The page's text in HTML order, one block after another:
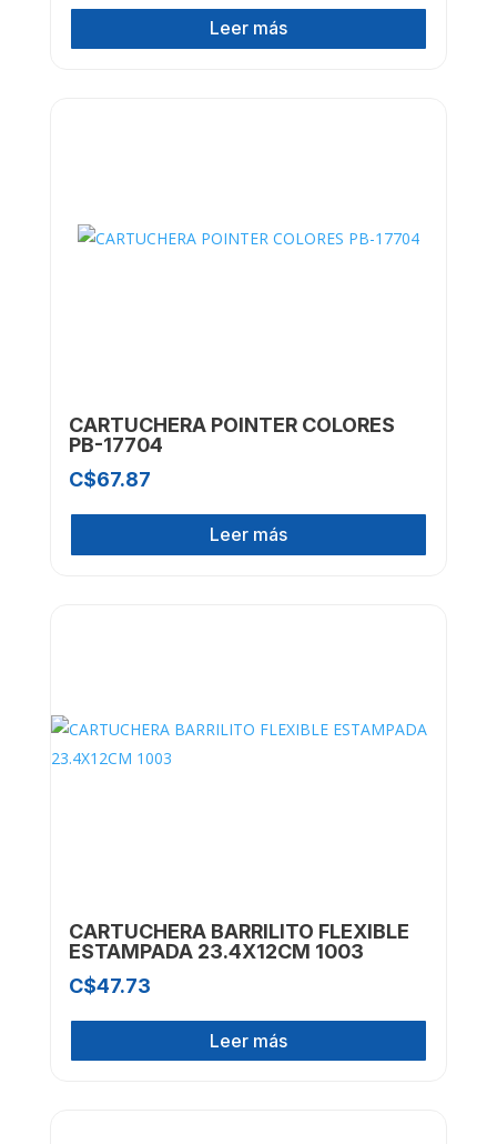
Leer más
CARTUCHERA POINTER COLORES
PB-17704
C$67.87
Leer más
CARTUCHERA BARRILITO FLEXIBLE
ESTAMPADA 23.4X12CM 1003
C$47.73
Leer más